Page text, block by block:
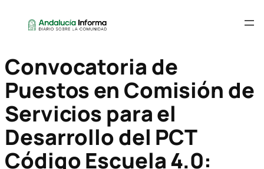
Convocatoria de
Puestos en Comisión de
Servicios para el
Desarrollo del PCT
Código Escuela 4.0: